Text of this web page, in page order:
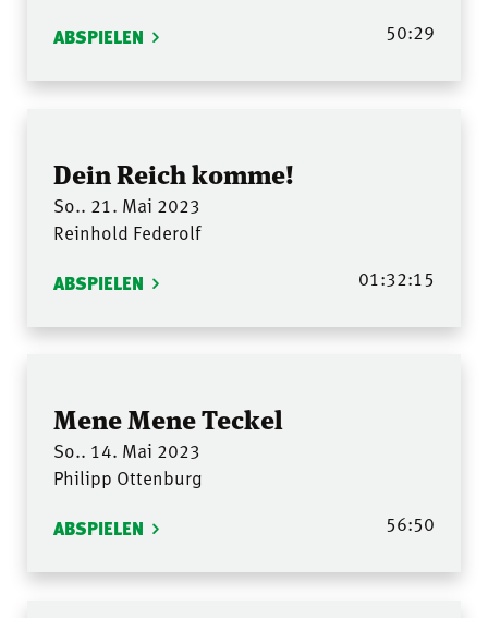
ABSPIELEN 50:29
Dein Reich komme!
So.. 21. Mai 2023
Reinhold Federolf
ABSPIELEN 01:32:15
Mene Mene Teckel
So.. 14. Mai 2023
Philipp Ottenburg
ABSPIELEN 56:50